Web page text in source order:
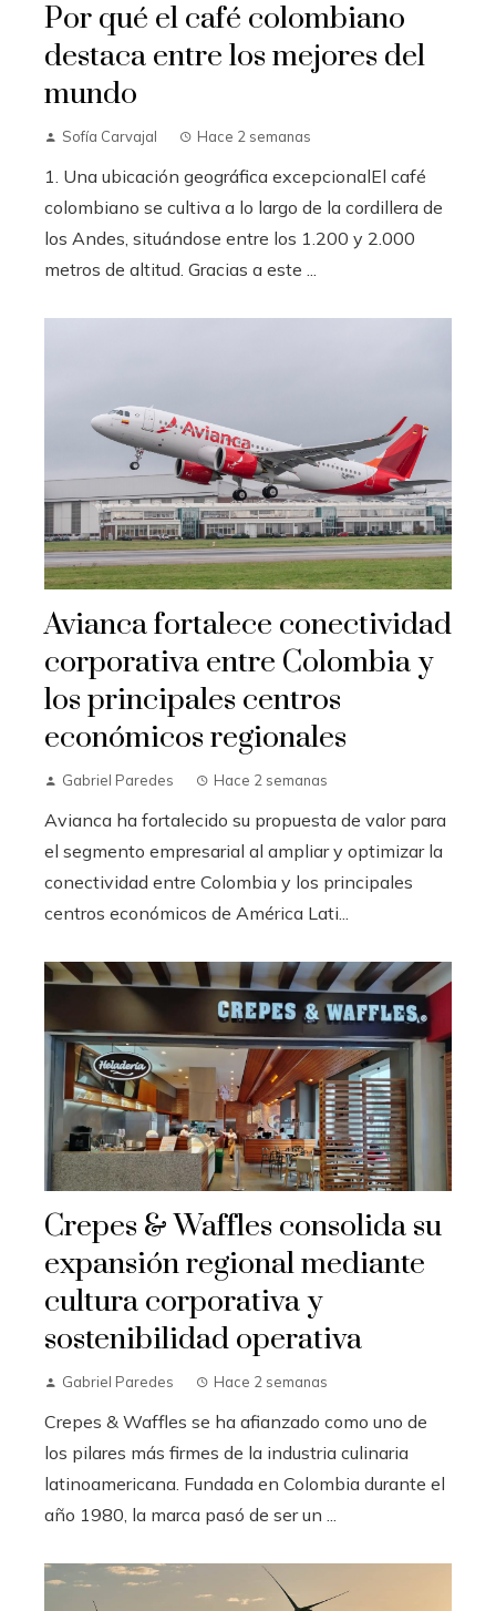
Por qué el café colombiano
destaca entre los mejores del
mundo
Sofía Carvajal Hace 2 semanas
1. Una ubicación geográfica excepcionalEl café
colombiano se cultiva a lo largo de la cordillera de
los Andes, situándose entre los 1.200 y 2.000
metros de altitud. Gracias a este ...
Avianca fortalece conectividad
corporativa entre Colombia y
los principales centros
económicos regionales
Gabriel Paredes Hace 2 semanas
Avianca ha fortalecido su propuesta de valor para
el segmento empresarial al ampliar y optimizar la
conectividad entre Colombia y los principales
centros económicos de América Lati...
Crepes & Waffles consolida su
expansión regional mediante
cultura corporativa y
sostenibilidad operativa
Gabriel Paredes Hace 2 semanas
Crepes & Waffles se ha afianzado como uno de
los pilares más firmes de la industria culinaria
latinoamericana. Fundada en Colombia durante el
año 1980, la marca pasó de ser un ...